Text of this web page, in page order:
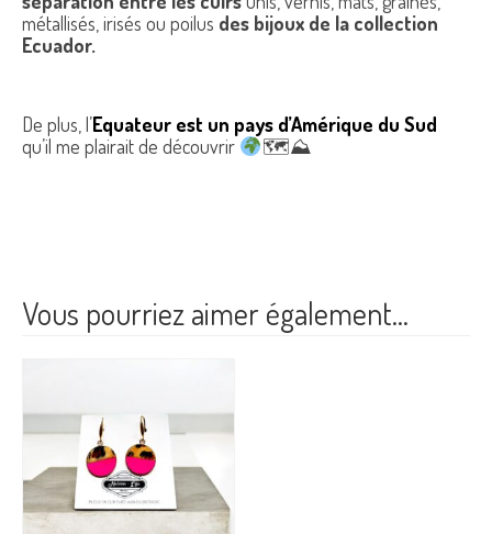
métallisés, irisés ou poilus des bijoux de la collection
Ecuador.
De plus, l’Equateur est un pays d’Amérique du Sud
qu’il me plairait de découvrir
🗺⛰
Vous pourriez aimer également…